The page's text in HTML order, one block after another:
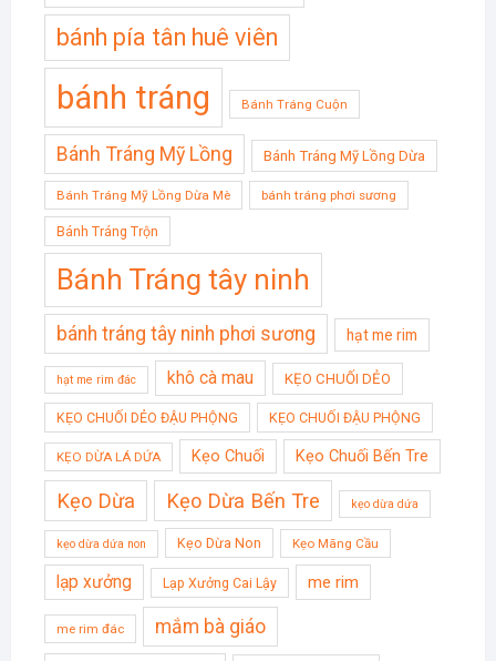
bánh pía tân huê viên
bánh tráng Bánh Tráng Cuộn
Bánh Tráng Mỹ Lồng Bánh Tráng Mỹ Lồng Dừa
Bánh Tráng Mỹ Lồng Dừa Mè bánh tráng phơi sương
Bánh Tráng Trộn
Bánh Tráng tây ninh
bánh tráng tây ninh phơi sương hạt me rim
hạt me rim đác khô cà mau KẸO CHUỐI DẺO
KẸO CHUỐI DẺO ĐẬU PHỘNG KẸO CHUỐI ĐẬU PHỘNG
KẸO DỪA LÁ DỨA Kẹo Chuối Kẹo Chuối Bến Tre
Kẹo Dừa Kẹo Dừa Bến Tre kẹo dừa dứa
kẹo dừa dứa non Kẹo Dừa Non Kẹo Mãng Cầu
lạp xưởng Lạp Xưởng Cai Lậy me rim
me rim đác mắm bà giáo